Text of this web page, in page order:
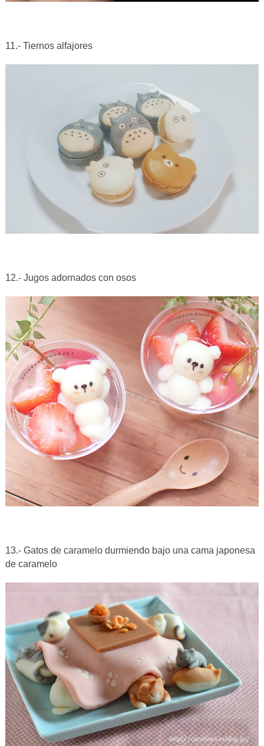
11.- Tiernos alfajores
12.- Jugos adornados con osos
13.- Gatos de caramelo durmiendo bajo una cama japonesa
de caramelo